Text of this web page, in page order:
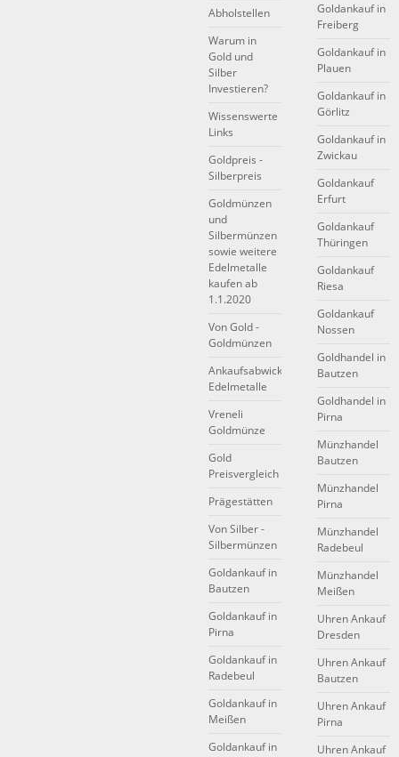
Abholstellen
Warum in
Gold und
Silber
Investieren?
Wissenswerte
Links
Goldpreis -
Silberpreis
Goldmünzen
und
Silbermünzen
sowie weitere
Edelmetalle
kaufen ab
1.1.2020
Von Gold -
Goldmünzen
Ankaufsabwicklung
Edelmetalle
Vreneli
Goldmünze
Gold
Preisvergleich
Prägestätten
Von Silber -
Silbermünzen
Goldankauf in
Bautzen
Goldankauf in
Pirna
Goldankauf in
Radebeul
Goldankauf in
Meißen
Goldankauf in
Goldankauf in
Freiberg
Goldankauf in
Plauen
Goldankauf in
Görlitz
Goldankauf in
Zwickau
Goldankauf
Erfurt
Goldankauf
Thüringen
Goldankauf
Riesa
Goldankauf
Nossen
Goldhandel in
Bautzen
Goldhandel in
Pirna
Münzhandel
Bautzen
Münzhandel
Pirna
Münzhandel
Radebeul
Münzhandel
Meißen
Uhren Ankauf
Dresden
Uhren Ankauf
Bautzen
Uhren Ankauf
Pirna
Uhren Ankauf